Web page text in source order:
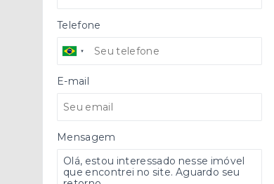
Telefone
E-mail
Mensagem